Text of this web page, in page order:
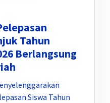
Tahun
Berlangsung
Siswa Tahun